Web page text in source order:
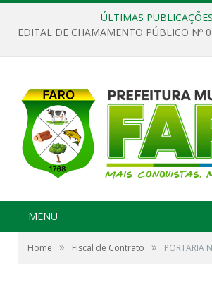
ÚLTIMAS
MENU
Home » Fiscal de Contrato » PORTARIA